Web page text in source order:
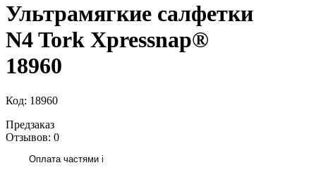
Ультрамягкие салфетки
N4 Tork Xpressnap®
18960
Код: 18960
Предзаказ
Отзывов: 0
Оплата частями i